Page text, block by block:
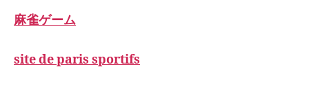
麻雀ゲーム
site de paris sportifs